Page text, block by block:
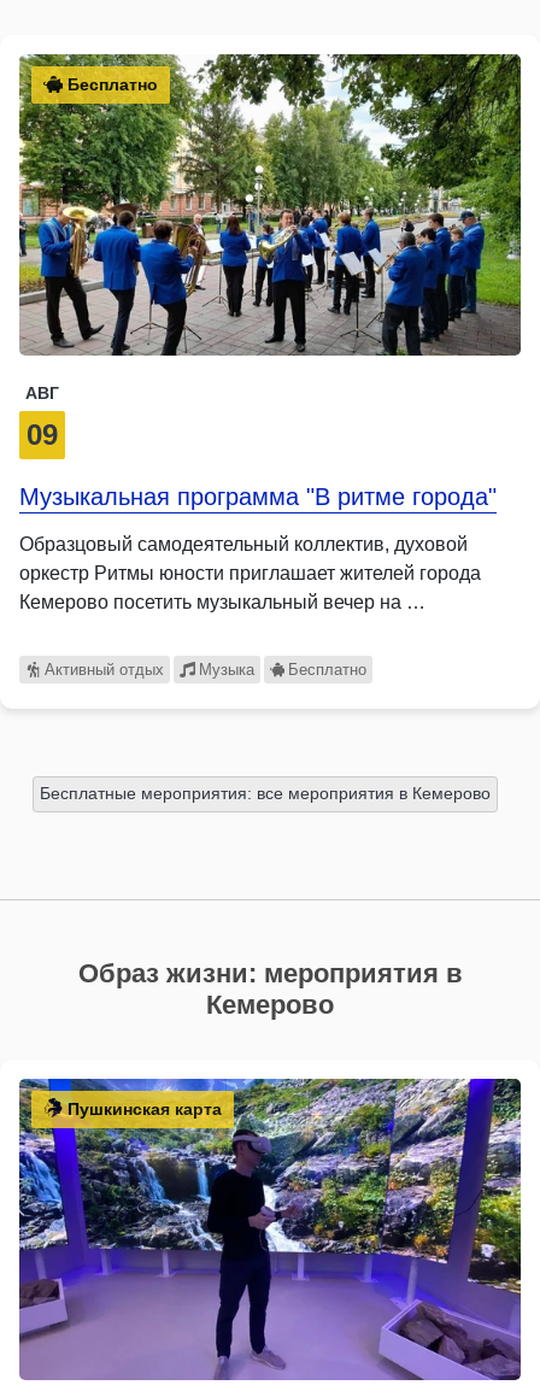
Бесплатно
АВГ
09
Музыкальная программа "В ритме города"
Образцовый самодеятельный коллектив, духовой
оркестр Ритмы юности приглашает жителей города
Кемерово посетить музыкальный вечер на …
Активный отдых Музыка Бесплатно
Бесплатные мероприятия: все мероприятия в Кемерово
Образ жизни: мероприятия в
Кемерово
Пушкинская карта